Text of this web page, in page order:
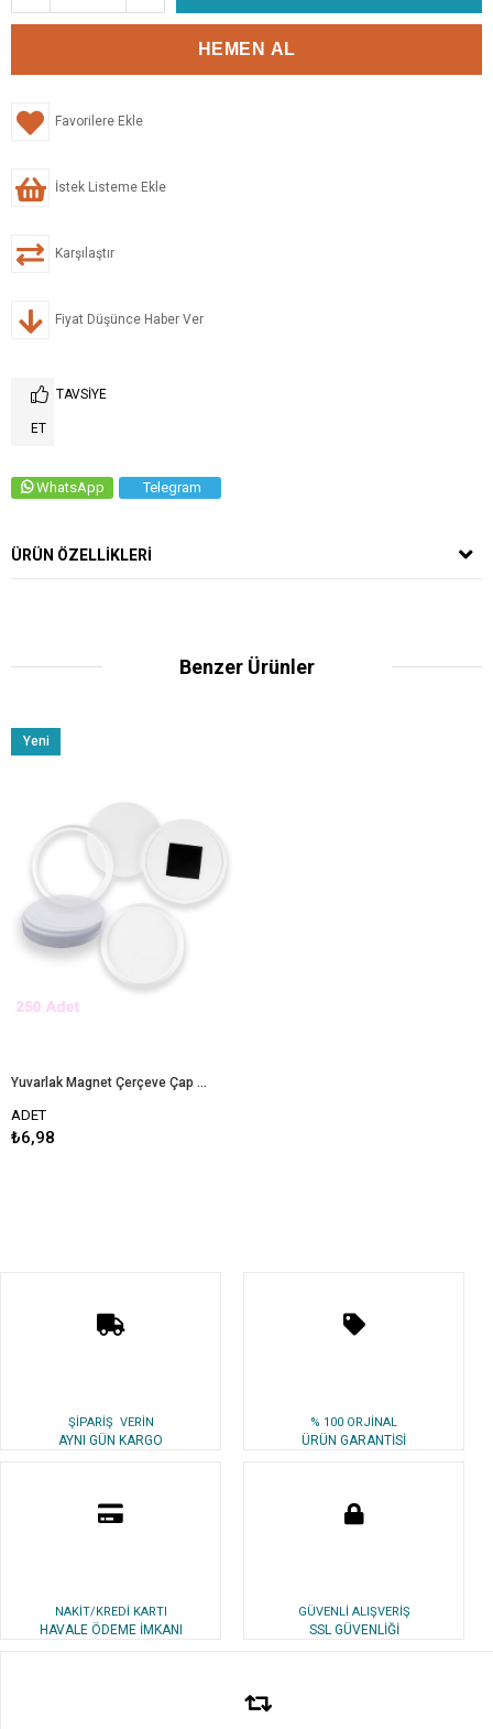
Favorilere Ekle
İstek Listeme Ekle
Karşılaştır
Fiyat Düşünce Haber Ver
TAVSIYE
ET
WhatsApp Telegram
ÜRÜN ÖZELLIKLERI
Benzer Ürünler
Yuvarlak Magnet Çerçeve Çap 77 mm - 250 Adet
ADET
₺6,98
Yeni
ŞİPARİŞ VERİN
AYNI GÜN KARGO
% 100 ORJİNAL
ÜRÜN GARANTİSİ
NAKİT/KREDİ KARTI
HAVALE ÖDEME İMKANI
GÜVENLİ ALIŞVERİŞ
SSL GÜVENLİĞİ